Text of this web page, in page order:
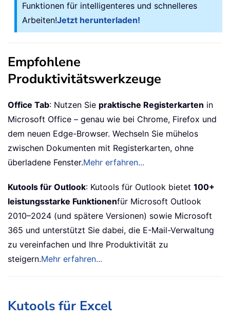
Funktionen für intelligenteres und schnelleres
Arbeiten!Jetzt herunterladen!
Empfohlene
Produktivitätswerkzeuge
Office Tab: Nutzen Sie praktische Registerkarten in
Microsoft Office – genau wie bei Chrome, Firefox und
dem neuen Edge-Browser. Wechseln Sie mühelos
zwischen Dokumenten mit Registerkarten, ohne
überladene Fenster.Mehr erfahren...
Kutools für Outlook: Kutools für Outlook bietet 100+
leistungsstarke Funktionenfür Microsoft Outlook
2010–2024 (und spätere Versionen) sowie Microsoft
365 und unterstützt Sie dabei, die E-Mail-Verwaltung
zu vereinfachen und Ihre Produktivität zu
steigern.Mehr erfahren...
Kutools für Excel